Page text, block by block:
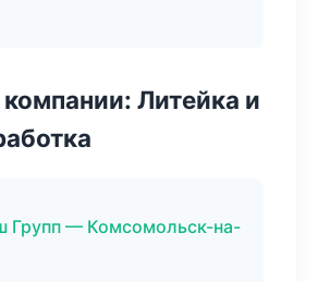
Литейка и
Групп — Комсомольск-на-